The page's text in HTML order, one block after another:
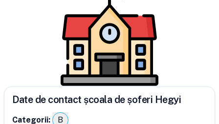
Date de contact școala de șoferi Hegyi
Categorii: B